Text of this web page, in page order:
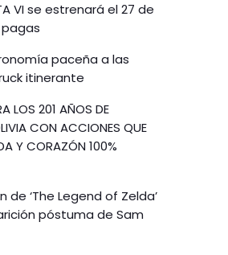
VI se estrenará el 27 de
pagas
paceña a las
itinerante
LOS 201 AÑOS DE
CON ACCIONES QUE
Y CORAZÓN 100%
‘The Legend of Zelda’
póstuma de Sam